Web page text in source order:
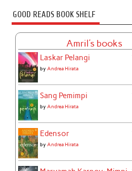
GOOD READS BOOK SHELF
Amril's books
Laskar Pelangi
byAndrea Hirata
Sang Pemimpi
byAndrea Hirata
Edensor
byAndrea Hirata